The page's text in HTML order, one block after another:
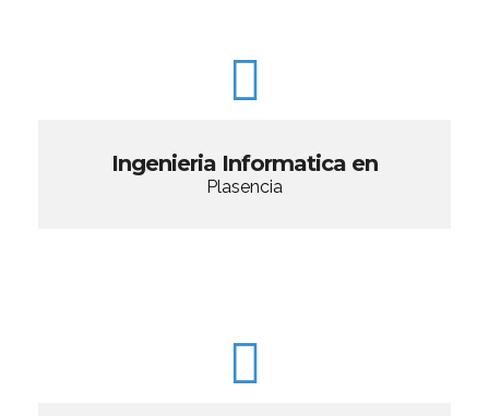
Ingenieria Informatica en
Plasencia